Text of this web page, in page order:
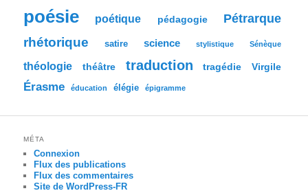
poésie poétique pédagogie Pétrarque
rhétorique satire science stylistique Sénèque
théologie théâtre traduction tragédie Virgile
Érasme éducation élégie épigramme
MÉTA
Connexion
Flux des publications
Flux des commentaires
Site de WordPress-FR